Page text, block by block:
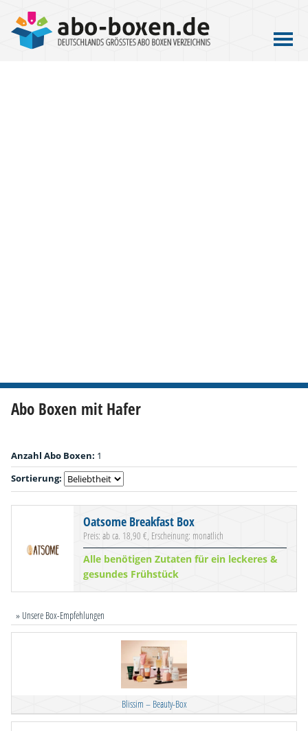
Abo Boxen mit Hafer
Anzahl Abo Boxen: 1
Sortierung:
Oatsome Breakfast Box
Preis: ab ca. 18,90 €, Erscheinung: monatlich
Alle benötigen Zutaten für ein leckeres &
gesundes Frühstück
» Unsere Box-Empfehlungen
Blissim – Beauty-Box